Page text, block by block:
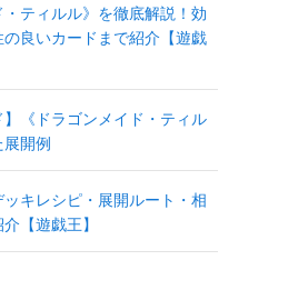
・ティルル》を徹底解説！効
良いカードまで紹介【遊戯
】《ドラゴンメイド・ティル
開例
ッキレシピ・展開ルート・相
【遊戯王】